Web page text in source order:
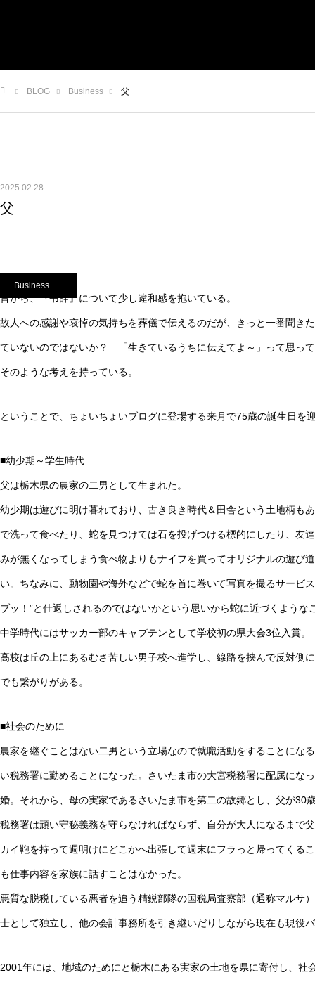
BLOG Business 父
2025.02.28
父
Business
昔から、『弔辞』について少し違和感を抱いている。
故人への感謝や哀悼の気持ちを葬儀で伝えるのだが、きっと一番聞き
ていないのではないか？ 「生きているうちに伝えてよ～」って思っ
そのような考えを持っている。
ということで、ちょいちょいブログに登場する来月で75歳の誕生日を
■幼少期～学生時代
父は栃木県の農家の二男として生まれた。
幼少期は遊びに明け暮れており、古き良き時代＆田舎という土地柄も
で洗って食べたり、蛇を見つけては石を投げつける標的にしたり、友
みが無くなってしまう食べ物よりもナイフを買ってオリジナルの遊び
い。ちなみに、動物園や海外などで蛇を首に巻いて写真を撮るサービ
ブッ！”と仕返しされるのではないかという思いから蛇に近づくような
中学時代にはサッカー部のキャプテンとして学校初の県大会3位入賞。
高校は丘の上にあるむさ苦しい男子校へ進学し、線路を挟んで反対側
でも繋がりがある。
■社会のために
農家を継ぐことはない二男という立場なので就職活動をすることにな
い税務署に勤めることになった。さいたま市の大宮税務署に配属にな
婚。それから、母の実家であるさいたま市を第二の故郷とし、父が30
税務署は頑い守秘義務を守らなければならず、自分が大人になるまで
カイ鞄を持って週明けにどこかへ出張して週末にフラっと帰ってくる
も仕事内容を家族に話すことはなかった。
悪質な脱税している悪者を追う精鋭部隊の国税局査察部（通称マルサ
士として独立し、他の会計事務所を引き継いだりしながら現在も現役
2001年には、地域のためにと栃木にある実家の土地を県に寄付し、社